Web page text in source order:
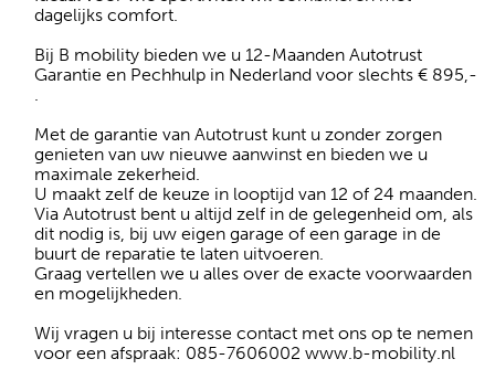
dagelijks comfort.
Bij B mobility bieden we u 12-Maanden Autotrust
Garantie en Pechhulp in Nederland voor slechts € 895,-
Met de garantie van Autotrust kunt u zonder zorgen
genieten van uw nieuwe aanwinst en bieden we u
maximale zekerheid.
U maakt zelf de keuze in looptijd van 12 of 24 maanden.
Via Autotrust bent u altijd zelf in de gelegenheid om, als
dit nodig is, bij uw eigen garage of een garage in de
buurt de reparatie te laten uitvoeren.
Graag vertellen we u alles over de exacte voorwaarden
en mogelijkheden.
Wij vragen u bij interesse contact met ons op te nemen
voor een afspraak: 085-7606002 www.b-mobility.nl